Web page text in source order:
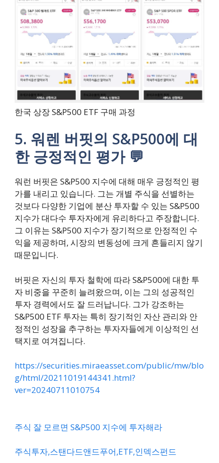
한국 상장 S&P500 ETF 구매 과정
5. 워렌 버핏의 S&P500에 대
한 긍정적인 평가 💬
워런 버핏은 S&P500 지수에 대해 매우 긍정적인 평
가를 내리고 있습니다. 그는 개별 주식을 선별하는
것보다 다양한 기업에 분산 투자할 수 있는 S&P500
지수가 대다수 투자자에게 유리하다고 주장합니다.
그 이유는 S&P500 지수가 장기적으로 안정적인 수
익을 제공하며, 시장의 변동성에 크게 흔들리지 않기
때문입니다.
버핏은 자신의 투자 철학에 따라 S&P500에 대한 투
자 비중을 꾸준히 늘려왔으며, 이는 그의 성공적인
투자 경력에서도 잘 드러납니다. 그가 강조하는
S&P500 ETF 투자는 특히 장기적인 자산 관리와 안
정적인 성장을 추구하는 투자자들에게 이상적인 선
택지로 여겨집니다.
https://securities.miraeasset.com/public/mw/blo
g/html/20211019144341.html?
ver=20240711010754
주식 잘 모르면 S&P500 지수에 투자해라
주식투자,스탠다드앤드푸어,ETF,인덱스펀드